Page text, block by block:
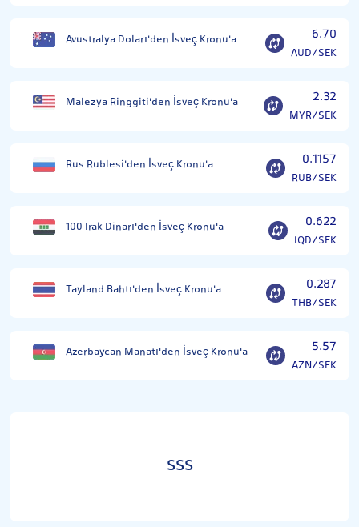
Avustralya Doları'den İsveç Kronu'a 6.70
AUD/SEK
Malezya Ringgiti'den İsveç Kronu'a 2.32
MYR/SEK
Rus Rublesi'den İsveç Kronu'a 0.1157
RUB/SEK
100 Irak Dinarı'den İsveç Kronu'a 0.622
IQD/SEK
Tayland Bahtı'den İsveç Kronu'a 0.287
THB/SEK
Azerbaycan Manatı'den İsveç Kronu'a 5.57
AZN/SEK
SSS